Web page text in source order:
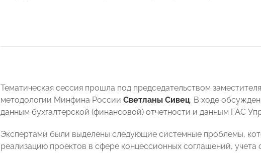
Тематическая сессия прошла под председательством
методологии Минфина России Светланы Сивец. В ходе
данным бухгалтерской (финансовой) отчетности и данным ГАС
Экспертами были выделены следующие системные проблемы,
реализацию проектов в сфере концессионных соглашений, учета